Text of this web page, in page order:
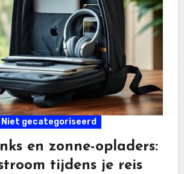
Niet gecategoriseerd
en zonne-opladers:
tijdens je reis